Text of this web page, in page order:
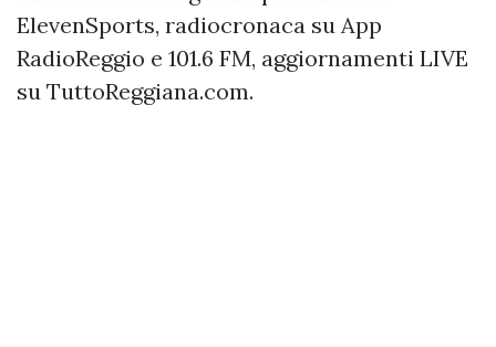
ElevenSports, radiocronaca su App
RadioReggio e 101.6 FM, aggiornamenti LIVE
su TuttoReggiana.com.